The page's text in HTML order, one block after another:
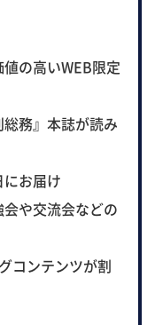
の高いWEB限定
務』本誌が読み
にお届け
や交流会などの
コンテンツが割